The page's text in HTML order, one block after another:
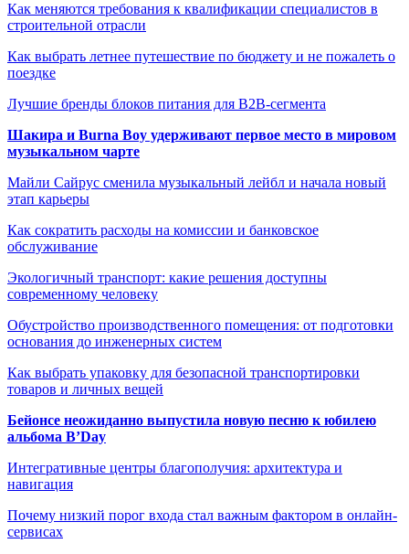
Как меняются требования к квалификации специалистов в
строительной отрасли
Как выбрать летнее путешествие по бюджету и не пожалеть о
поездке
Лучшие бренды блоков питания для B2B-сегмента
Шакира и Burna Boy удерживают первое место в мировом
музыкальном чарте
Майли Сайрус сменила музыкальный лейбл и начала новый
этап карьеры
Как сократить расходы на комиссии и банковское
обслуживание
Экологичный транспорт: какие решения доступны
современному человеку
Обустройство производственного помещения: от подготовки
основания до инженерных систем
Как выбрать упаковку для безопасной транспортировки
товаров и личных вещей
Бейонсе неожиданно выпустила новую песню к юбилею
альбома B’Day
Интегративные центры благополучия: архитектура и
навигация
Почему низкий порог входа стал важным фактором в онлайн-
сервисах